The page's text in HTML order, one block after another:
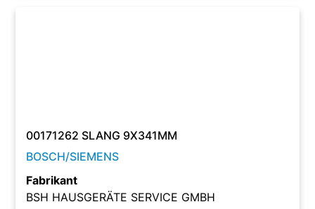
00171262 SLANG 9X341MM
BOSCH/SIEMENS
Fabrikant
BSH HAUSGERÄTE SERVICE GMBH